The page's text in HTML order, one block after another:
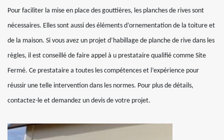
Pour faciliter la mise en place des gouttières, les planches de rives sont
nécessaires. Elles sont aussi des éléments d’ornementation de la toiture et
de la maison. Si vous avez un projet d’habillage de planche de rive dans les
règles, il est conseillé de faire appel à u prestataire qualifié comme Site
Fermé. Ce prestataire a toutes les compétences et l’expérience pour
réussir une telle intervention dans les normes. Pour plus de détails,
contactez-le et demandez un devis de votre projet.